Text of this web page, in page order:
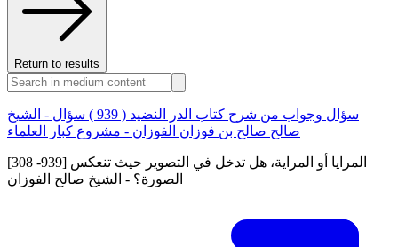
Return to results
سؤال وجواب من شرح كتاب الدر النضيد ( 939 ) سؤال - الشيخ
صالح صالح بن فوزان الفوزان - مشروع كبار العلماء
[308 -939] المرايا أو المراية، هل تدخل في التصوير حيث تنعكس
الصورة؟ - الشيخ صالح الفوزان